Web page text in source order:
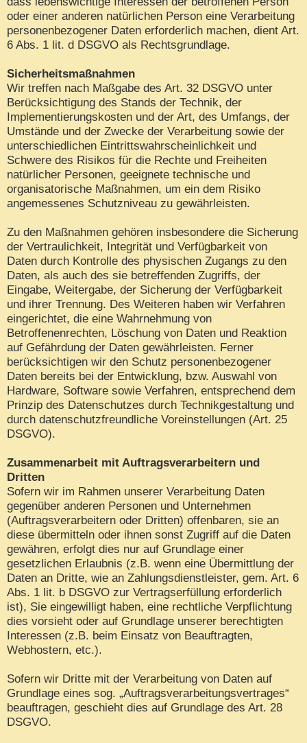
oder einer anderen natürlichen Person eine Verarbeitung
personenbezogener Daten erforderlich machen, dient Art.
6 Abs. 1 lit. d DSGVO als Rechtsgrundlage.
Sicherheitsmaßnahmen
Wir treffen nach Maßgabe des Art. 32 DSGVO unter
Berücksichtigung des Stands der Technik, der
Implementierungskosten und der Art, des Umfangs, der
Umstände und der Zwecke der Verarbeitung sowie der
unterschiedlichen Eintrittswahrscheinlichkeit und
Schwere des Risikos für die Rechte und Freiheiten
natürlicher Personen, geeignete technische und
organisatorische Maßnahmen, um ein dem Risiko
angemessenes Schutzniveau zu gewährleisten.
Zu den Maßnahmen gehören insbesondere die Sicherung
der Vertraulichkeit, Integrität und Verfügbarkeit von
Daten durch Kontrolle des physischen Zugangs zu den
Daten, als auch des sie betreffenden Zugriffs, der
Eingabe, Weitergabe, der Sicherung der Verfügbarkeit
und ihrer Trennung. Des Weiteren haben wir Verfahren
eingerichtet, die eine Wahrnehmung von
Betroffenenrechten, Löschung von Daten und Reaktion
auf Gefährdung der Daten gewährleisten. Ferner
berücksichtigen wir den Schutz personenbezogener
Daten bereits bei der Entwicklung, bzw. Auswahl von
Hardware, Software sowie Verfahren, entsprechend dem
Prinzip des Datenschutzes durch Technikgestaltung und
durch datenschutzfreundliche Voreinstellungen (Art. 25
DSGVO).
Zusammenarbeit mit Auftragsverarbeitern und
Dritten
Sofern wir im Rahmen unserer Verarbeitung Daten
gegenüber anderen Personen und Unternehmen
(Auftragsverarbeitern oder Dritten) offenbaren, sie an
diese übermitteln oder ihnen sonst Zugriff auf die Daten
gewähren, erfolgt dies nur auf Grundlage einer
gesetzlichen Erlaubnis (z.B. wenn eine Übermittlung der
Daten an Dritte, wie an Zahlungsdienstleister, gem. Art. 6
Abs. 1 lit. b DSGVO zur Vertragserfüllung erforderlich
ist), Sie eingewilligt haben, eine rechtliche Verpflichtung
dies vorsieht oder auf Grundlage unserer berechtigten
Interessen (z.B. beim Einsatz von Beauftragten,
Webhostern, etc.).
Sofern wir Dritte mit der Verarbeitung von Daten auf
Grundlage eines sog. „Auftragsverarbeitungsvertrages“
beauftragen, geschieht dies auf Grundlage des Art. 28
DSGVO.